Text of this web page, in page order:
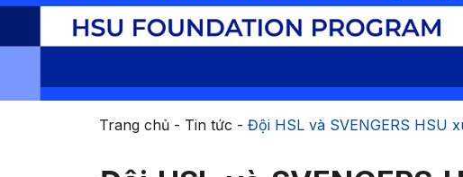
Trang chủ- Tin tức - Đội HSL và SVENGERS HSU